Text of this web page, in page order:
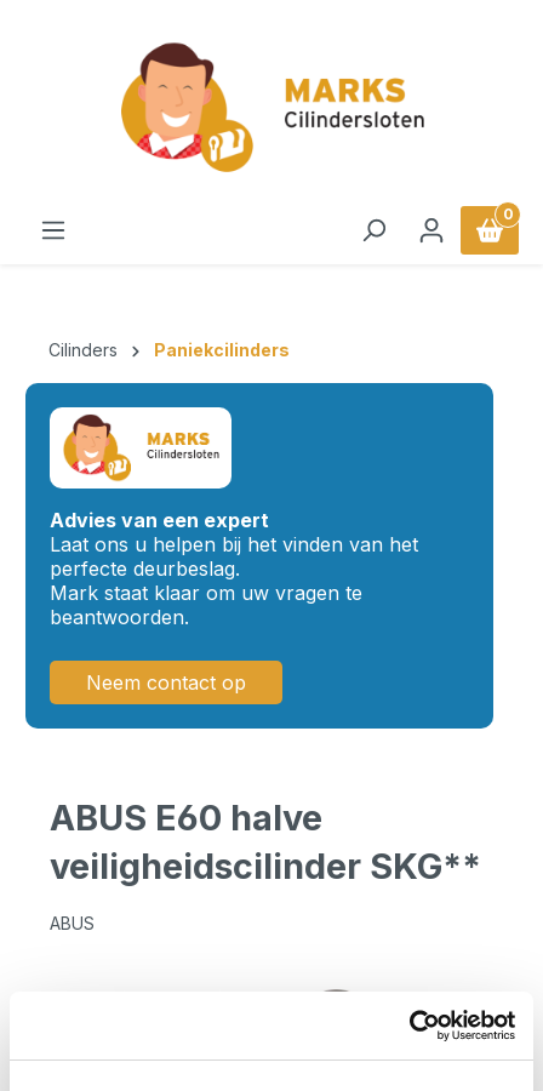
0
Cilinders Paniekcilinders
Advies van een expert
Laat ons u helpen bij het vinden van het
perfecte deurbeslag.
Mark staat klaar om uw vragen te
beantwoorden.
Neem contact op
ABUS E60 halve
veiligheidscilinder SKG**
ABUS